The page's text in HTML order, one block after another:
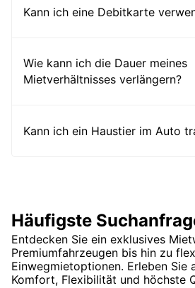
Kann ich eine Debitkarte
Wie kann ich die Dauer meines
Mietverhältnisses verlängern?
Kann ich ein Haustier im Auto
Häufigste
Entdecken Sie ein exklusives
Premiumfahrzeugen bis hin zu
Einwegmietoptionen. Erleben Sie
Komfort, Flexibilität und höchste